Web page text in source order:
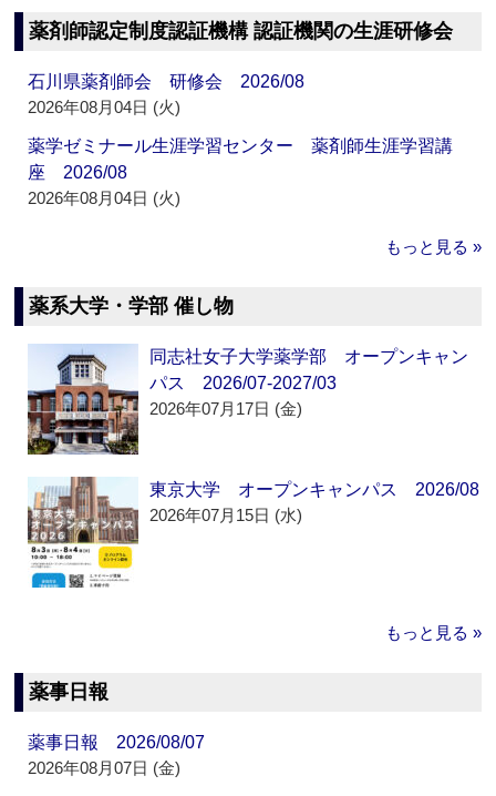
薬剤師認定制度認証機構 認証機関の生涯研修会
石川県薬剤師会 研修会 2026/08
2026年08月04日 (火)
薬学ゼミナール生涯学習センター 薬剤師生涯学習講
座 2026/08
2026年08月04日 (火)
もっと見る »
薬系大学・学部 催し物
同志社女子大学薬学部 オープンキャン
パス 2026/07-2027/03
2026年07月17日 (金)
東京大学 オープンキャンパス 2026/08
2026年07月15日 (水)
もっと見る »
薬事日報
薬事日報 2026/08/07
2026年08月07日 (金)